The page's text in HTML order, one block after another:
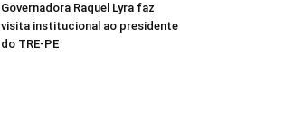
Governadora Raquel Lyra faz
visita institucional ao presidente
do TRE-PE